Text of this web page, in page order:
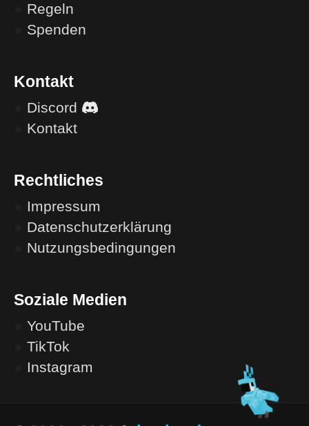
Regeln
Spenden
Kontakt
Discord
Kontakt
Rechtliches
Impressum
Datenschutzerklärung
Nutzungsbedingungen
Soziale Medien
YouTube
TikTok
Instagram